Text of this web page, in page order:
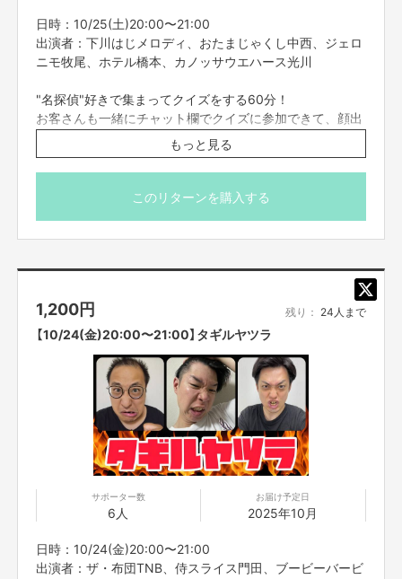
会運動等標ぼうゴロ、特殊知能暴力集団及びこれらに準ずる団体、並びにこ
れらの構成員等を指します。以下、同様とします。）に該当せず、また、こ
れら反社会的勢力との間で社会的に非難されるべき関係を有していないこと
を保証します。
でもプロジェクトの実行を中止することができ、プランナーは一切の責任を
負担しません。
・二次利用の目的や、有料イベントやPR目的での配信イベント・番組など
バージョンアップは下記URLから可能でございます
スマホiPhone：
com/jp/app/zoom-cloud-
meetings/id546505307
スマホAndroid：https://play.google.com/store/apps/details?
id=us.zoom.videomeetings&hl=ja
アプリをお使いの方は、皆さまアップデートをお願いいたします。
ウェブ使用の方はアップデートはせずで問題ございません。
吉本興業株式会社
【所在地】
大阪市中央区難波千日前11‐6
日時：10/25(土)20:00〜21:00
出演者：下川はじメロディ、おたまじゃくし中西、ジェロ
ニモ牧尾、ホテル橋本、カノッサウエハース光川
"名探偵"好きで集まってクイズをする60分！
お客さんも一緒にチャット欄でクイズに参加できて、顔出
し・声出しも自由です
※こちらのリターンは10/21(火)23:59までお買い求め頂け
ってのご注意事項】を必ずご一読ください。
もっと見る
このリターンを購入する
1,200円 残り： 24人まで
【10/24(金)20:00〜21:00】タギルヤツラ
サポーター数
6人
お届け予定日
2025年10月
日時：10/24(金)20:00〜21:00
出演者：ザ・布団TNB、侍スライス門田、ブービーバービ